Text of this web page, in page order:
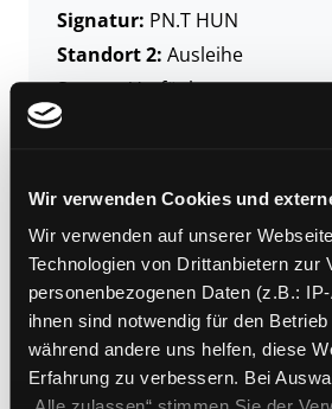
Wir verwenden Cookies und
Wir verwenden auf unserer
Technologien von Drittanbietern zur
personenbezogenen Daten (z.B.:
ihnen sind notwendig für den
während andere uns helfen, diese
Erfahrung zu verbessern. Bei
Signatur: PN.T HUN
Standort 2: Ausleihe
Status:Verfügbar
Vorbestellungen:
Frist:
Barcode:1709SB02511
Standort 3:
Zweigstelle: Nord - Geidorf